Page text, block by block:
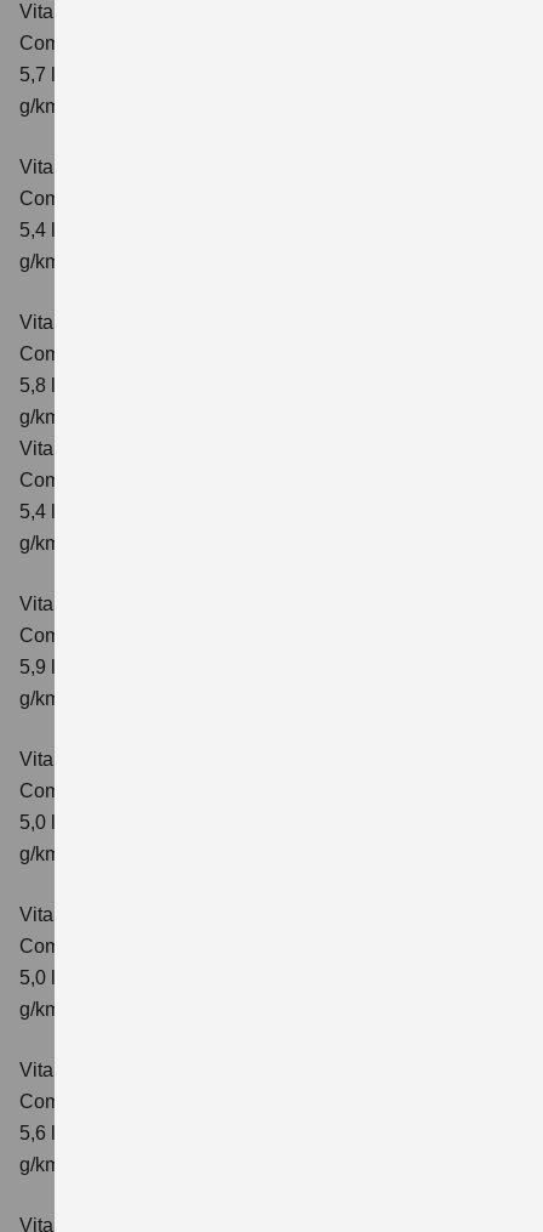
Vitara 1.4 BOOSTERJET HYBRID AT
Comfort+
5,7 l/100km; kombinierter Wert der CO₂-Emission: 130
g/km; CO₂-Klasse: D
Vitara 1.4 BOOSTERJET HYBRID ALLGRIP
Comfort
5,4 l/100km; kombinierter Wert der CO₂-Emission: 129
g/km; CO₂-Klasse: D
Vitara 1.4 BOOSTERJET HYBRID ALLGRIP AT
Comfort
5,8 l/100 km; kombinierter Wert der CO₂-Emission: 137
g/km; CO₂-Klasse: E
Vitara 1.4 BOOSTERJET HYBRID ALLGRIP
Comfort+ Verbrauchswerte: kombinierter Energieverbrauch
5,4 l/100km; kombinierter Wert der CO₂-Emission: 129
g/km; CO₂-Klasse: D
Vitara 1.4 BOOSTERJET HYBRID ALLGRIP AT
Comfort+
5,9 l/100 km; kombinierter Wert der CO₂-Emission: 138
g/km; CO₂-Klasse: E
Vitara 1.5 DUALJET HYBRID AGS
Comfort
5,0 l/100km; kombinierter Wert der CO₂-Emission: 113
g/km; CO₂-Klasse: C
Vitara 1.5 DUALJET HYBRID AGS
Comfort+
5,0 l/100km; kombinierter Wert der CO₂-Emission: 114
g/km; CO₂-Klasse: C
Vitara 1.5 DUALJET HYBRID ALLGRIP AGS
Comfort
5,6 l/100km; kombinierter Wert der CO₂-Emission: 126
g/km; CO₂-Klasse: D
Vitara 1.5 DUALJET HYBRID ALLGRIP AGS